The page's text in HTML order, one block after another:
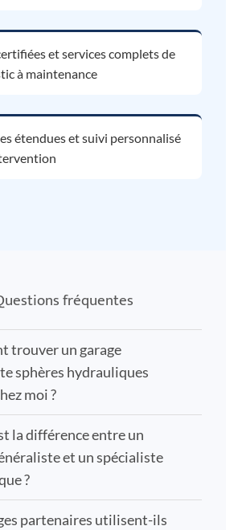
et services complets de
à maintenance
étendues et suivi personnalisé
fréquentes
trouver un garage
sphères hydrauliques
moi ?
la différence entre un
et un spécialiste
?
partenaires utilisent-ils